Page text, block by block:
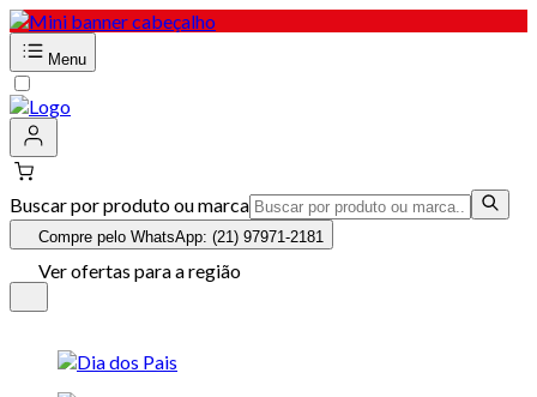
Menu
Buscar por produto ou marca
Compre pelo WhatsApp: (21) 97971-2181
Ver ofertas para a região